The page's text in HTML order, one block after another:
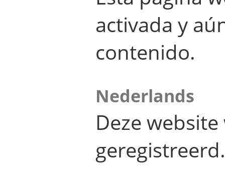
activada y
contenido.
Nederlands
Deze